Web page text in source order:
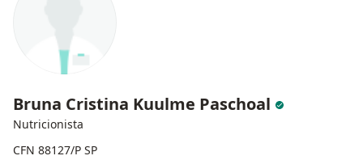
Bruna Cristina Kuulme Paschoal
Nutricionista
CFN 88127/P SP